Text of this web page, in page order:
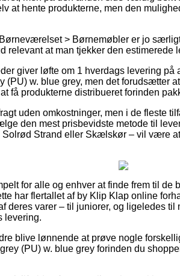
at hente produkterne, men den
> Børnemøbler er jo
relevant at man tjekker den
giver løfte om 1 hverdags levering
(PU) w. blue grey, men det forudsætter
få produkterne distribueret forinden
uden omkostninger, men i de fleste
den mest prisbevidste metode til
Strand eller Skælskør – vil være
for alle og enhver at finde frem til de
har flertallet af by Klip Klap online
deres varer – til juniorer, og ligeledes
levering.
blive lønnende at prøve nogle
(PU) w. blue grey forinden du